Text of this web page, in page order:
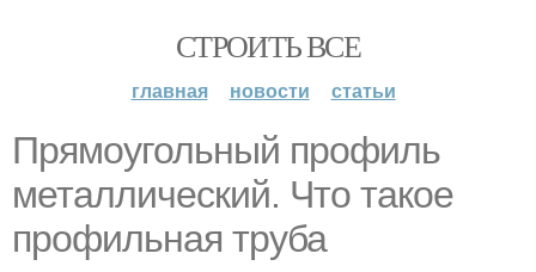
СТРОИТЬ ВСЕ
главная новости статьи
Прямоугольный профиль
металлический. Что такое
профильная труба